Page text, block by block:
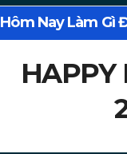
Hôm Nay Làm Gì
HAPPY